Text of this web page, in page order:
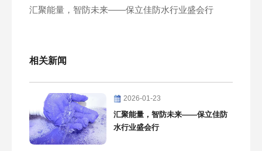
汇聚能量，智防未来——保立佳防水行业盛会行
相关新闻
2026-01-23
汇聚能量，智防未来——保立佳防
水行业盛会行